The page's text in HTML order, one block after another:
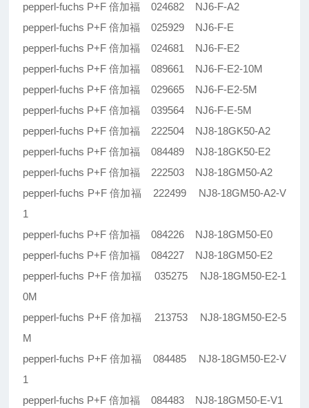
pepperl-fuchs P+F 倍加福 024682 NJ6-F-A2
pepperl-fuchs P+F 倍加福 025929 NJ6-F-E
pepperl-fuchs P+F 倍加福 024681 NJ6-F-E2
pepperl-fuchs P+F 倍加福 089661 NJ6-F-E2-10M
pepperl-fuchs P+F 倍加福 029665 NJ6-F-E2-5M
pepperl-fuchs P+F 倍加福 039564 NJ6-F-E-5M
pepperl-fuchs P+F 倍加福 222504 NJ8-18GK50-A2
pepperl-fuchs P+F 倍加福 084489 NJ8-18GK50-E2
pepperl-fuchs P+F 倍加福 222503 NJ8-18GM50-A2
pepperl-fuchs P+F 倍加福 222499 NJ8-18GM50-A2-V
1
pepperl-fuchs P+F 倍加福 084226 NJ8-18GM50-E0
pepperl-fuchs P+F 倍加福 084227 NJ8-18GM50-E2
pepperl-fuchs P+F 倍加福 035275 NJ8-18GM50-E2-1
0M
pepperl-fuchs P+F 倍加福 213753 NJ8-18GM50-E2-5
M
pepperl-fuchs P+F 倍加福 084485 NJ8-18GM50-E2-V
1
pepperl-fuchs P+F 倍加福 084483 NJ8-18GM50-E-V1